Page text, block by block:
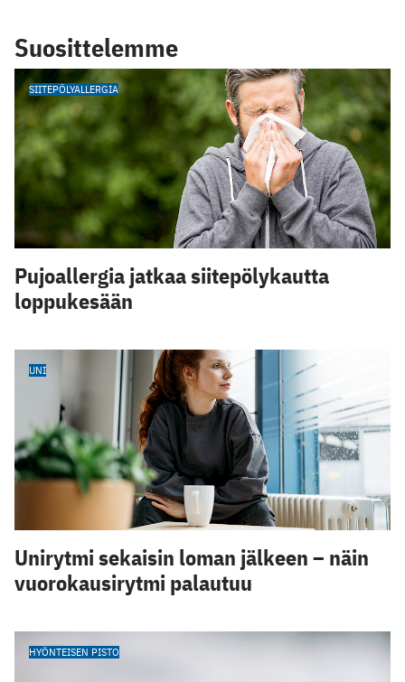
Suosittelemme
SIITEPÖLYALLERGIA
Pujoallergia jatkaa siitepölykautta
loppukesään
UNI
Unirytmi sekaisin loman jälkeen – näin
vuorokausirytmi palautuu
HYÖNTEISEN PISTO